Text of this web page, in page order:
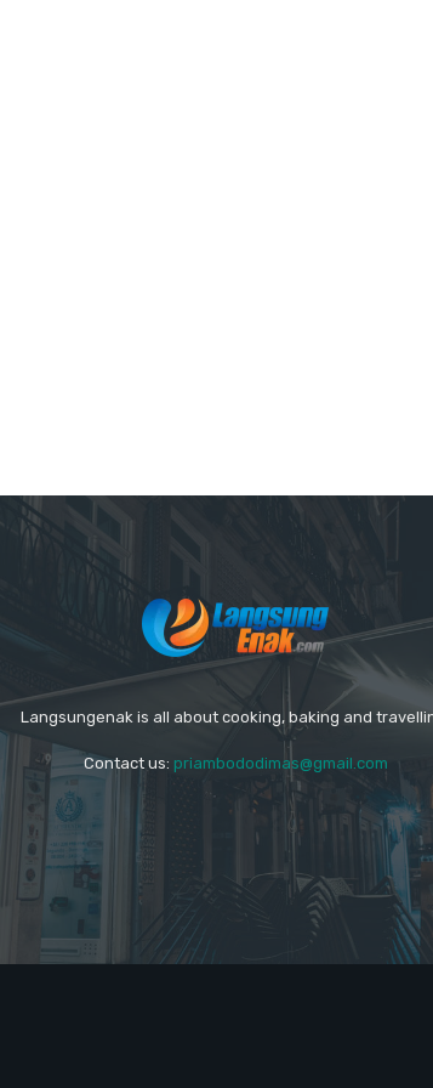
Langsungenak is all about cooking, baking and
Contact us: priambododimas@gmail.com